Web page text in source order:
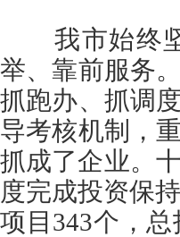
我市始终坚
举、靠前服务
抓跑办、抓调
导考核机制，
抓成了企业。
度完成投资保
项目343个，